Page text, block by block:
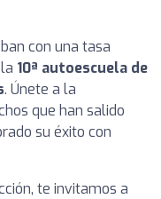
con una tasa
10ª autoescuela de
. Únete a la
que han salido
su éxito con
te invitamos a